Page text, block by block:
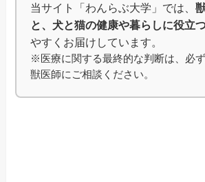
当サイト「わんらぶ大学」では、
と、犬と猫の健康や暮らしに役立
やすくお届けしています。
※医療に関する最終的な判断は、必
獣医師にご相談ください。